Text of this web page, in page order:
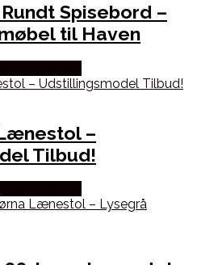
Spisebord –
til Haven
–
Tilbud!